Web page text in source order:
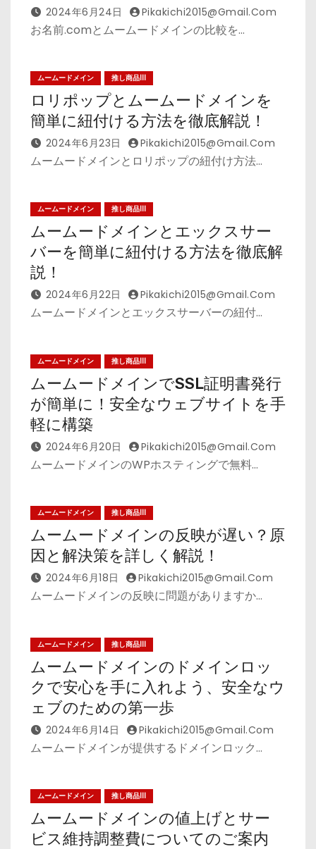
2024年6月24日 Pikakichi2015@gmail.com
お名前.comとムームードメインの比較を…
ムームードメイン 推し商品III
ロリポップとムームードメインを
簡単に紐付ける方法を徹底解説！
2024年6月23日 Pikakichi2015@gmail.com
ムームードメインとロリポップの紐付け方法…
ムームードメイン 推し商品III
ムームードメインとエックスサー
バーを簡単に紐付ける方法を徹底解
説！
2024年6月22日 Pikakichi2015@gmail.com
ムームードメインとエックスサーバーの紐付…
ムームードメイン 推し商品III
ムームードメインでSSL証明書発行
が簡単に！安全なウェブサイトを手
軽に構築
2024年6月20日 Pikakichi2015@gmail.com
ムームードメインのWPホスティングで無料…
ムームードメイン 推し商品III
ムームードメインの反映が遅い？原
因と解決策を詳しく解説！
2024年6月18日 Pikakichi2015@gmail.com
ムームードメインの反映に問題がありますか…
ムームードメイン 推し商品III
ムームードメインのドメインロッ
クで安心を手に入れよう、安全なウ
ェブのための第一歩
2024年6月14日 Pikakichi2015@gmail.com
ムームードメインが提供するドメインロック…
ムームードメイン 推し商品III
ムームードメインの値上げとサー
ビス維持調整費についてのご案内